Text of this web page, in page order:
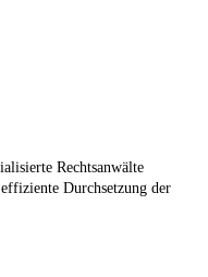
Rechtsanwälte
Durchsetzung der